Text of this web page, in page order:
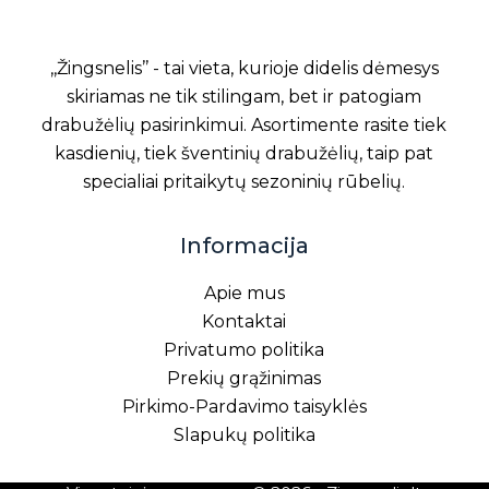
,,Žingsnelis’’ - tai vieta, kurioje didelis dėmesys
skiriamas ne tik stilingam, bet ir patogiam
drabužėlių pasirinkimui. Asortimente rasite tiek
kasdienių, tiek šventinių drabužėlių, taip pat
specialiai pritaikytų sezoninių rūbelių.
Informacija
Apie mus
Kontaktai
Privatumo politika
Prekių grąžinimas
Pirkimo-Pardavimo taisyklės
Slapukų politika